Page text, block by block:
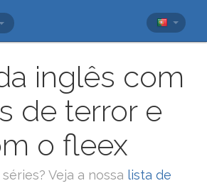
inglês com
de terror e
o fleex
Veja a nossa lista de